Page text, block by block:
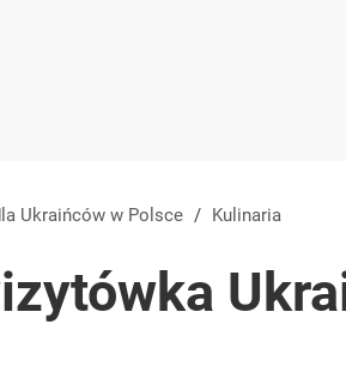
Ukraińców w Polsce / Kulinaria